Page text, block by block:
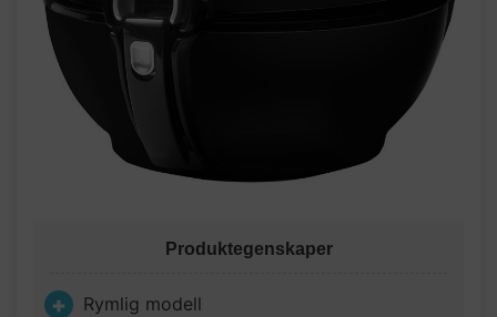
Produktegenskaper
Rymlig modell